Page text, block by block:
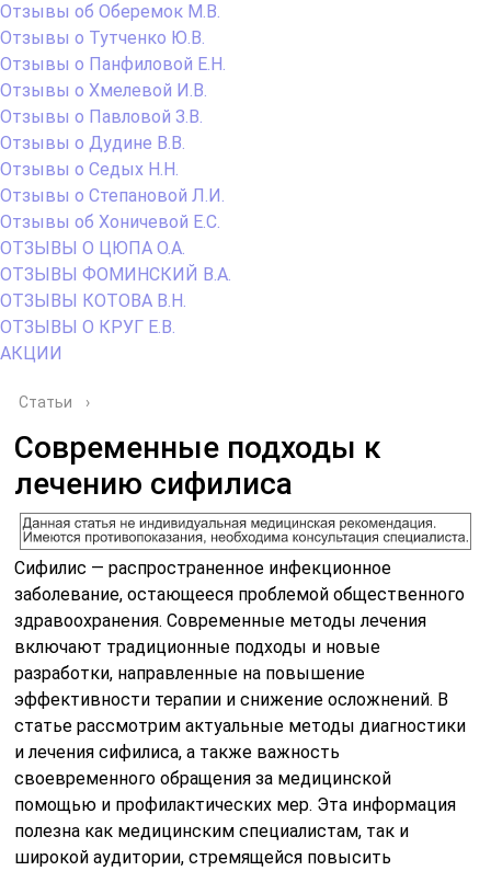
Отзывы об Оберемок М.В.
Отзывы о Тутченко Ю.В.
Отзывы о Панфиловой Е.Н.
Отзывы о Хмелевой И.В.
Отзывы о Павловой З.В.
Отзывы о Дудине В.В.
Отзывы о Седых Н.Н.
Отзывы о Степановой Л.И.
Отзывы об Хоничевой Е.С.
ОТЗЫВЫ О ЦЮПА О.А.
ОТЗЫВЫ ФОМИНСКИЙ В.А.
ОТЗЫВЫ КОТОВА В.Н.
ОТЗЫВЫ О КРУГ Е.В.
АКЦИИ
Статьи ›
Современные подходы к
лечению сифилиса
Сифилис — распространенное инфекционное
заболевание, остающееся проблемой общественного
здравоохранения. Современные методы лечения
включают традиционные подходы и новые
разработки, направленные на повышение
эффективности терапии и снижение осложнений. В
статье рассмотрим актуальные методы диагностики
и лечения сифилиса, а также важность
своевременного обращения за медицинской
помощью и профилактических мер. Эта информация
полезна как медицинским специалистам, так и
широкой аудитории, стремящейся повысить